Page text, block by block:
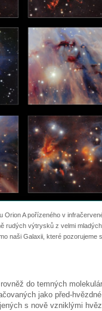
Orion A pořízeného v
rudých výtrysků z velmi
naši Galaxii, které pozorujeme
do temných
jako před-
s nově vzniklými